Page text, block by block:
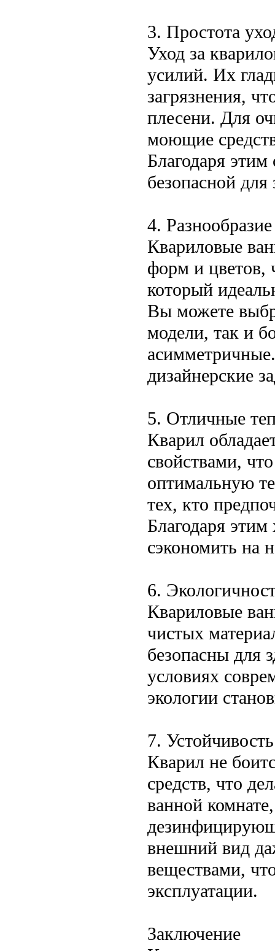
3. Простота
Уход за
усилий. Их
загрязнения,
плесени. Для
моющие
Благодаря этим
безопасной для
4.
Квариловые
форм и цветов,
который
Вы можете
модели, так и
дизайнерские
5. Отличные
Кварил
свойствами,
оптимальную
тех, кто
Благодаря
сэкономить на
6.
Квариловые
чистых
безопасны для
условиях
экологии
7.
Кварил не
средств, что
ванной
внешний вид
веществами,
эксплуатации.
Заключение